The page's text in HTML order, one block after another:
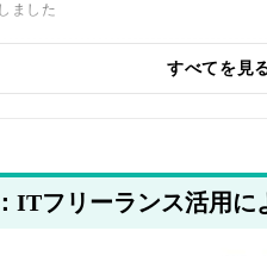
ました
すべてを見
ITフリーランス活用に